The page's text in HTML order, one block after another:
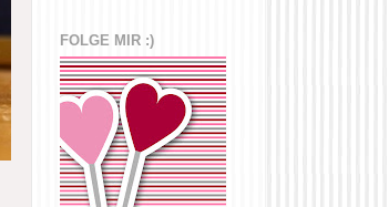
FOLGE MIR :)